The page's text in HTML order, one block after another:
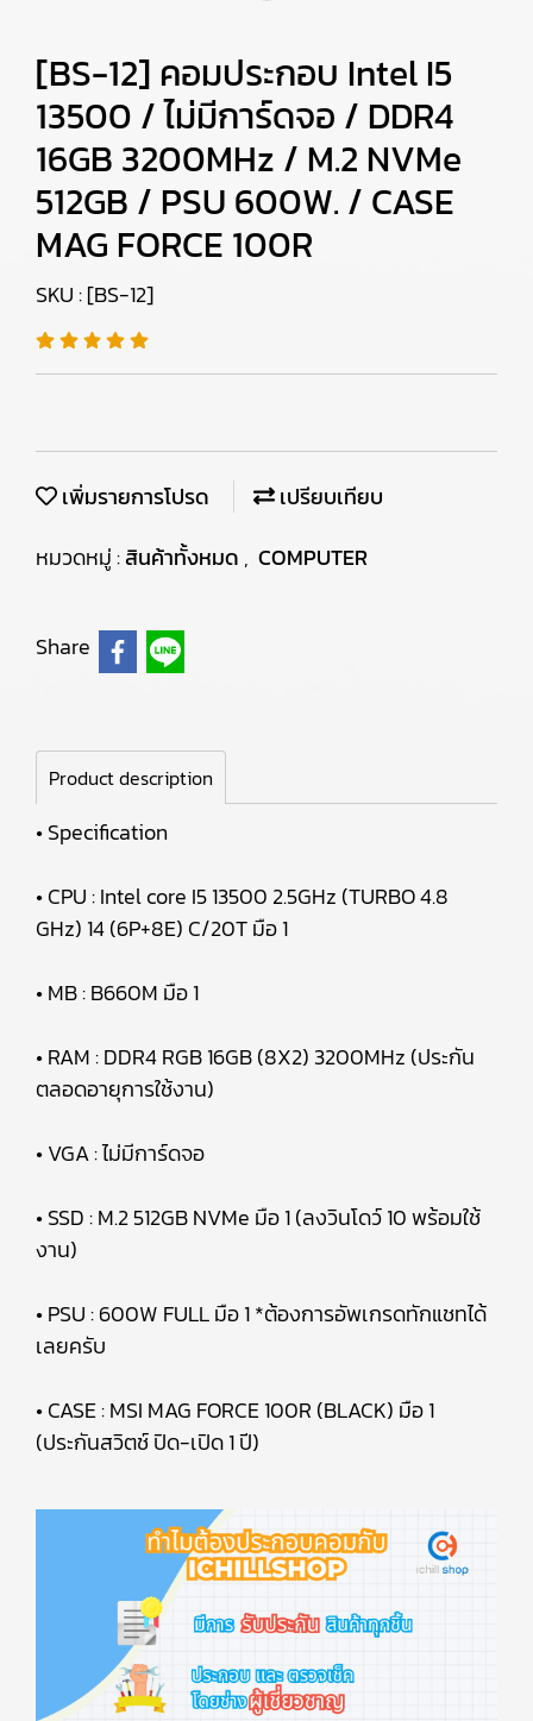
[BS-12] คอมประกอบ Intel I5
13500 / ไม่มีการ์ดจอ / DDR4
16GB 3200MHz / M.2 NVMe
512GB / PSU 600W. / CASE
MAG FORCE 100R
SKU : [BS-12]
เพิ่มรายการโปรด
เปรียบเทียบ
หมวดหมู่ :สินค้าทั้งหมด , COMPUTER
Share
Product description
• Specification
• CPU : Intel core I5 13500 2.5GHz (TURBO 4.8
GHz) 14 (6P+8E) C/20T มือ 1
• MB : B660M มือ 1
• RAM : DDR4 RGB 16GB (8X2) 3200MHz (ประกัน
ตลอดอายุการใช้งาน)
• VGA : ไม่มีการ์ดจอ
• SSD : M.2 512GB NVMe มือ 1 (ลงวินโดว์ 10 พร้อมใช้
งาน)
• PSU : 600W FULL มือ 1 *ต้องการอัพเกรดทักแชทได้
เลยครับ
• CASE : MSI MAG FORCE 100R (BLACK) มือ 1
(ประกันสวิตช์ ปิด-เปิด 1 ปี)